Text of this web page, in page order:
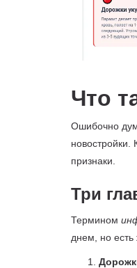
Что
Ошибочно
признаки.
Три
Термином
днем, но есть